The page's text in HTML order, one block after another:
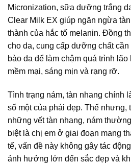
Micronization, sữa dưỡng trắng
Clear Milk EX giúp ngăn ngừa
thành của hắc tố melanin. Đồng
cho da, cung cấp dưỡng chất
bào da để làm chậm quá trình
mềm mại, sáng mịn và rạng rỡ.
Tình trạng nám, tàn nhang chính
số một của phái đẹp. Thế nhưng,
những vết tàn nhang, nám
biệt là chị em ở giai đoạn mang
tế, vấn đề này không gây tác
ảnh hưởng lớn đến sắc đẹp và